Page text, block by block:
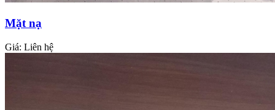
Mặt nạ
Giá: Liên hệ